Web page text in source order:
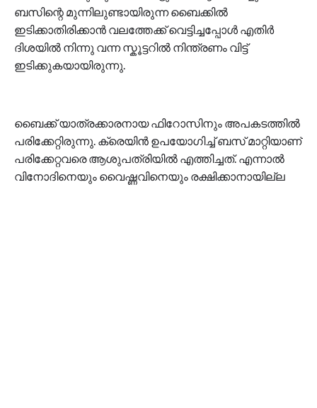
ബസിന്റെ മുന്നിലുണ്ടായിരുന്ന ബൈക്കിൽ
ഇടിക്കാതിരിക്കാൻ വലത്തേക്ക് വെട്ടിച്ചപ്പോൾ എതിർ
ദിശയിൽ നിന്നു വന്ന സ്കൂട്ടറിൽ നിന്ത്രണം വിട്ട്
ഇടിക്കുകയായിരുന്നു.
ബൈക്ക് യാത്രക്കാരനായ ഫിറോസിനും അപകടത്തിൽ
പരിക്കേറ്റിരുന്നു. ക്രെയിൻ ഉപയോഗിച്ച് ബസ് മാറ്റിയാണ്
പരിക്കേറ്റവരെ ആശുപത്രിയിൽ എത്തിച്ചത്. എന്നാൽ
വിനോദിനെയും വൈഷ്ണവിനെയും രക്ഷിക്കാനായില്ല